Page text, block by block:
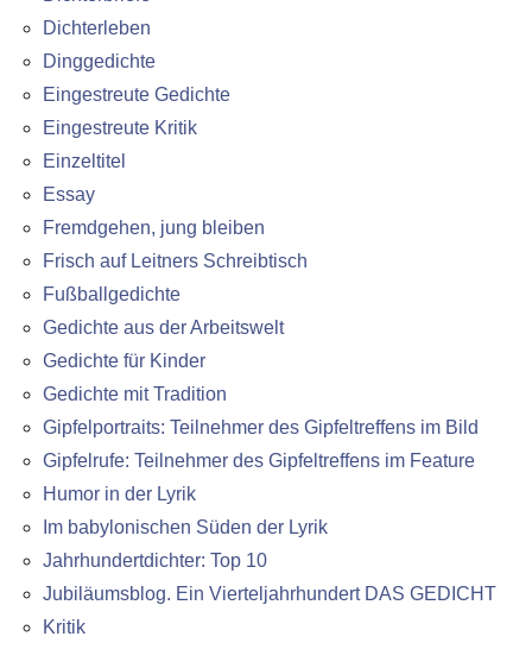
Dichterleben
Dinggedichte
Eingestreute Gedichte
Eingestreute Kritik
Einzeltitel
Essay
Fremdgehen, jung bleiben
Frisch auf Leitners Schreibtisch
Fußballgedichte
Gedichte aus der Arbeitswelt
Gedichte für Kinder
Gedichte mit Tradition
Gipfelportraits: Teilnehmer des Gipfeltreffens im Bild
Gipfelrufe: Teilnehmer des Gipfeltreffens im Feature
Humor in der Lyrik
Im babylonischen Süden der Lyrik
Jahrhundertdichter: Top 10
Jubiläumsblog. Ein Vierteljahrhundert DAS GEDICHT
Kritik